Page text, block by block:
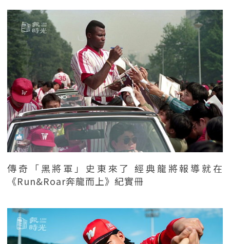
傳奇「黑將軍」史東來了 經典龍將報導就在
《Run&Roar奔龍而上》紀實冊